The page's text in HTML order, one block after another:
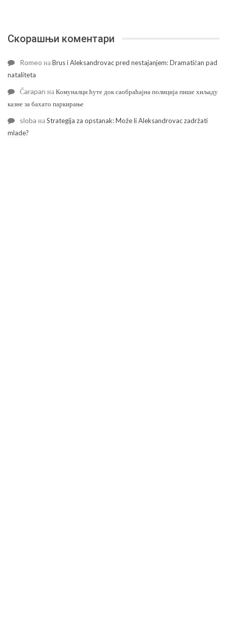
Скорашњи коментари
Romeo наBrus i Aleksandrovac pred nestajanjem: Dramatičan pad
nataliteta
Čarapan наКомуналци ћуте док саобраћајна полиција пише хиљаду
казне за бахато паркирање
sloba наStrategija za opstanak: Može li Aleksandrovac zadržati
mlade?